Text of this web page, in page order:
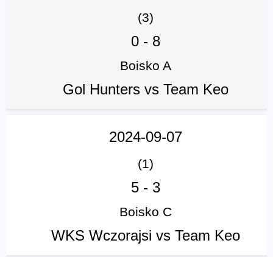
(3)
0 - 8
Boisko A
Gol Hunters vs Team Keo
2024-09-07
(1)
5 - 3
Boisko C
WKS Wczorajsi vs Team Keo